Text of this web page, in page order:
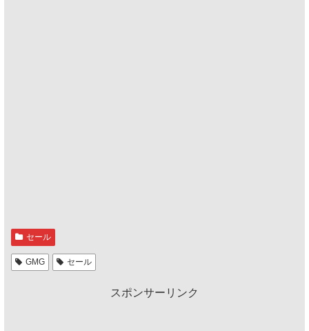
セール
GMG セール
スポンサーリンク